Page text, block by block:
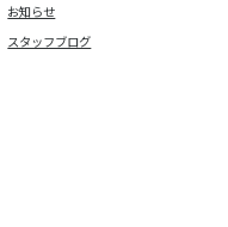
お知らせ
スタッフブログ